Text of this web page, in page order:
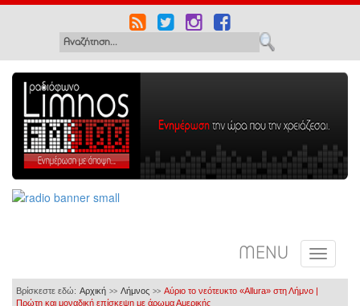
MENU
Βρίσκεστε εδώ: Αρχική >> Λήμνος >> Αύριο το νεότευκτο «Allura» στη Λήμνο |
Πρώτη και μοναδική επίσκεψη με άρωμα Αμερικής